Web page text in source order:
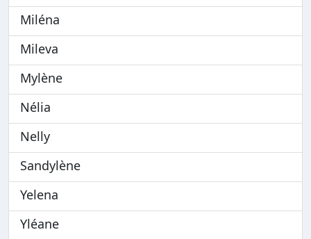
Miléna
Mileva
Mylène
Nélia
Nelly
Sandylène
Yelena
Yléane